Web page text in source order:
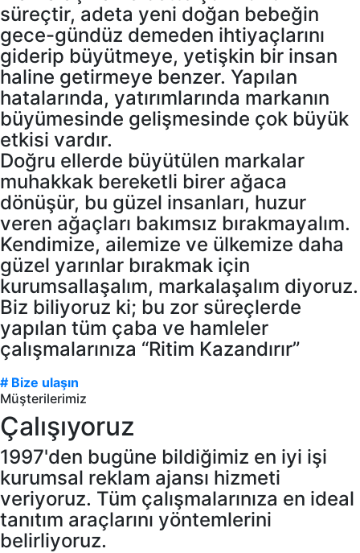
süreçtir, adeta yeni doğan bebeğin
gece-gündüz demeden ihtiyaçlarını
giderip büyütmeye, yetişkin bir insan
haline getirmeye benzer. Yapılan
hatalarında, yatırımlarında markanın
büyümesinde gelişmesinde çok büyük
etkisi vardır.
Doğru ellerde büyütülen markalar
muhakkak bereketli birer ağaca
dönüşür, bu güzel insanları, huzur
veren ağaçları bakımsız bırakmayalım.
Kendimize, ailemize ve ülkemize daha
güzel yarınlar bırakmak için
kurumsallaşalım, markalaşalım diyoruz.
Biz biliyoruz ki; bu zor süreçlerde
yapılan tüm çaba ve hamleler
çalışmalarınıza “Ritim Kazandırır”
# Bize ulaşın
Müşterilerimiz
Çalışıyoruz
1997'den bugüne bildiğimiz en iyi işi
kurumsal reklam ajansı hizmeti
veriyoruz. Tüm çalışmalarınıza en ideal
tanıtım araçlarını yöntemlerini
belirliyoruz.